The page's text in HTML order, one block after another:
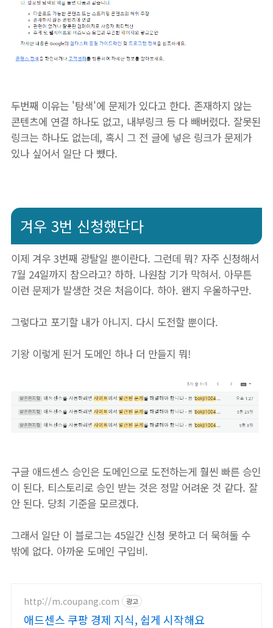
두번째 이유는 '탐색'에 문제가 있다고 한다. 존재하지 않는
콘텐츠에 연결 하나도 없고, 내부링크 등 다 빼버렸다. 잘못된
링크는 하나도 없는데, 혹시 그 전 글에 넣은 링크가 문제가
있나 싶어서 일단 다 뺐다.
겨우 3번 신청했단다
이제 겨우 3번째 광탈일 뿐이란다. 그런데 뭐? 자주 신청해서
7월 24일까지 참으라고? 하하. 나원참 기가 막혀서. 아무튼
이런 문제가 발생한 것은 처음이다. 하아. 왠지 우울하구만.
그렇다고 포기할 내가 아니지. 다시 도전할 뿐이다.
기왕 이렇게 된거 도메인 하나 더 만들지 뭐!
구글 애드센스 승인은 도메인으로 도전하는게 훨씬 빠른 승인
이 된다. 티스토리로 승인 받는 것은 정말 어려운 것 같다. 잘
안 된다. 당최 기준을 모르겠다.
그래서 일단 이 블로그는 45일간 신청 못하고 더 묵혀둘 수
밖에 없다. 아까운 도메인 구입비.
http://m.coupang.com 광고
애드센스 쿠팡 경제 지식, 쉽게 시작해요